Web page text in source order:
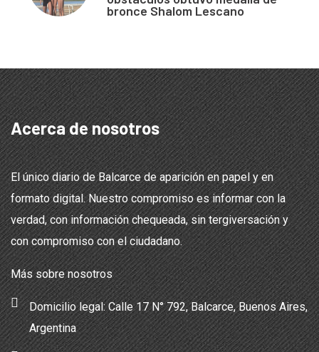
bronce Shalom Lescano
Acerca de nosotros
El único diario de Balcarce de aparición en papel y en
formato digital. Nuestro compromiso es informar con la
verdad, con información chequeada, sin tergiversación y
con compromiso con el ciudadano.
Más sobre nosotros
Domicilio legal: Calle 17 N° 792, Balcarce, Buenos Aires,
Argentina